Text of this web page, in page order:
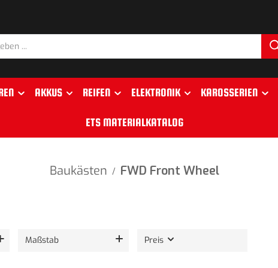
AKKUS REIFEN ELEKTRONIK KAROSSERIEN
ETS MATERIALKATALOG
Baukästen / FWD Front Wheel
Maßstab Preis